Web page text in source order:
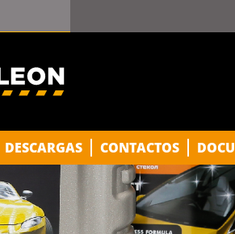
DESCARGAS CONTACTOS